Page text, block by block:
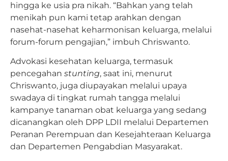
hingga ke usia pra nikah. “Bahkan yang telah
menikah pun kami tetap arahkan dengan
nasehat-nasehat keharmonisan keluarga, melalui
forum-forum pengajian,” imbuh Chriswanto.
Advokasi kesehatan keluarga, termasuk
pencegahan stunting, saat ini, menurut
Chriswanto, juga diupayakan melalui upaya
swadaya di tingkat rumah tangga melalui
kampanye tanaman obat keluarga yang sedang
dicanangkan oleh DPP LDII melalui Departemen
Peranan Perempuan dan Kesejahteraan Keluarga
dan Departemen Pengabdian Masyarakat.